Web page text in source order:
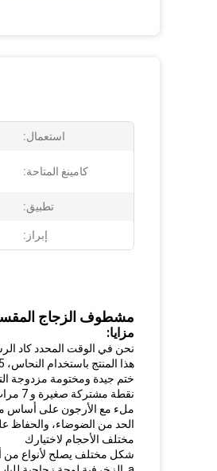
استعمال:
كامينغ المتاحة:
تطبيق:
إبراز:
مشطوف الزجاج المقسى 3.2 ملليمتر، 5 ملليمتر، 6 ملليمتر، 8 ملليمتر، 10 ملليمتر، 12 ملليمتر الفنان
مزايا:
نحن في الوقت المحدد كاد
هذا المنتج باستخدام النحاس، BB375 بره 316 شطبة واضحة،
ختم جيدة ومختومة مزدوجة
نقطة مشتركة صغيرة و 7 مرات مشطوف مما يجعل الزجاج أنيقة جدا!
ملء مع الأرجون على أساس
الحد من الضوضاء، والحفاظ
مختلف الأحجام لاختيارك
شكل مختلف يصلح لأنواع من